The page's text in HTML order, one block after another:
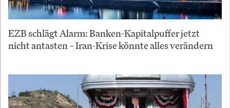
EZB schlägt Alarm: Banken-Kapitalpuffer jetzt
nicht antasten – Iran-Krise könnte alles verändern